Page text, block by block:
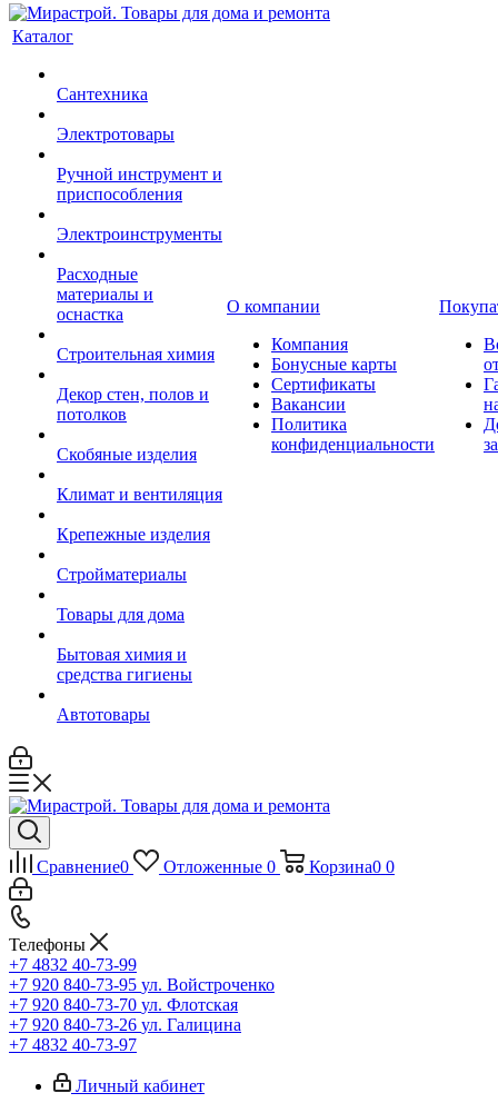
Каталог
Сантехника
Электротовары
Ручной инструмент и
приспособления
Электроинструменты
Расходные
материалы и
оснастка
Строительная химия
Декор стен, полов и
потолков
Скобяные изделия
Климат и вентиляция
Крепежные изделия
Стройматериалы
Товары для дома
Бытовая химия и
средства гигиены
Автотовары
О компании
Компания
Бонусные карты
Сертификаты
Вакансии
Политика
конфиденциальности
Сравнение0 Отложенные 0 Корзина0 0
Телефоны
+7 4832 40-73-99
+7 920 840-73-95 ул. Войстроченко
+7 920 840-73-70 ул. Флотская
+7 920 840-73-26 ул. Галицина
+7 4832 40-73-97
Личный кабинет